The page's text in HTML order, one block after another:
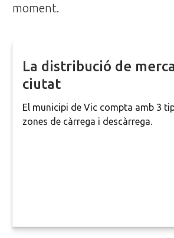
moment.
La distribució de
ciutat
El municipi de Vic compta amb 3
zones de càrrega i descàrrega.